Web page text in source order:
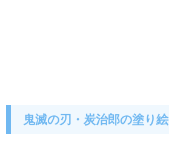
鬼滅の刃・炭治郎の塗り絵